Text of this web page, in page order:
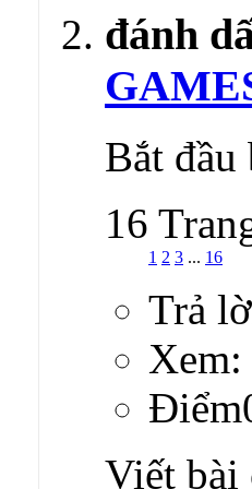
Bắt đầu
16
1 2 3 ... 16
Trả
Xem:
Viết bài